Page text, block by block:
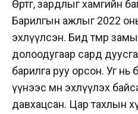
Өртөг, зардлыг хамгийн
Барилгын ажлыг 2022
эхлүүлсэн. Бид төмөр
долоодугаар сард
барилга руу орсон. Уг
үүнээс өмнө эхлүүлэх
давхацсан. Цар тахлын